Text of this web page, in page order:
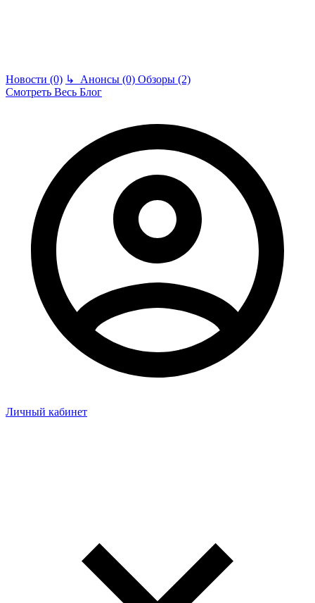
Новости (0) ↳ Анонсы (0) Обзоры (2)
Смотреть Весь Блог
Личный кабинет